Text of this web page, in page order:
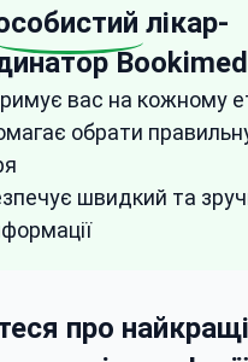
лікар-
Bookimed
вас на кожному
обрати правильну
швидкий та
про найкращі